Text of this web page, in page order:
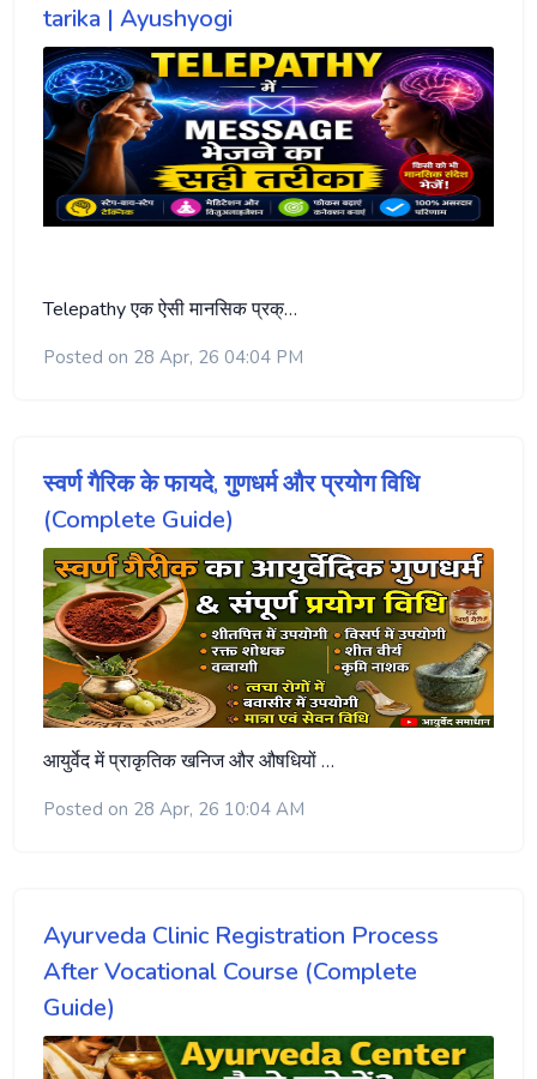
tarika | Ayushyogi
Telepathy एक ऐसी मानसिक प्रक्…
Posted on 28 Apr, 26 04:04 PM
स्वर्ण गैरिक के फायदे, गुणधर्म और प्रयोग विधि
(Complete Guide)
आयुर्वेद में प्राकृतिक खनिज और औषधियों …
Posted on 28 Apr, 26 10:04 AM
Ayurveda Clinic Registration Process
After Vocational Course (Complete
Guide)